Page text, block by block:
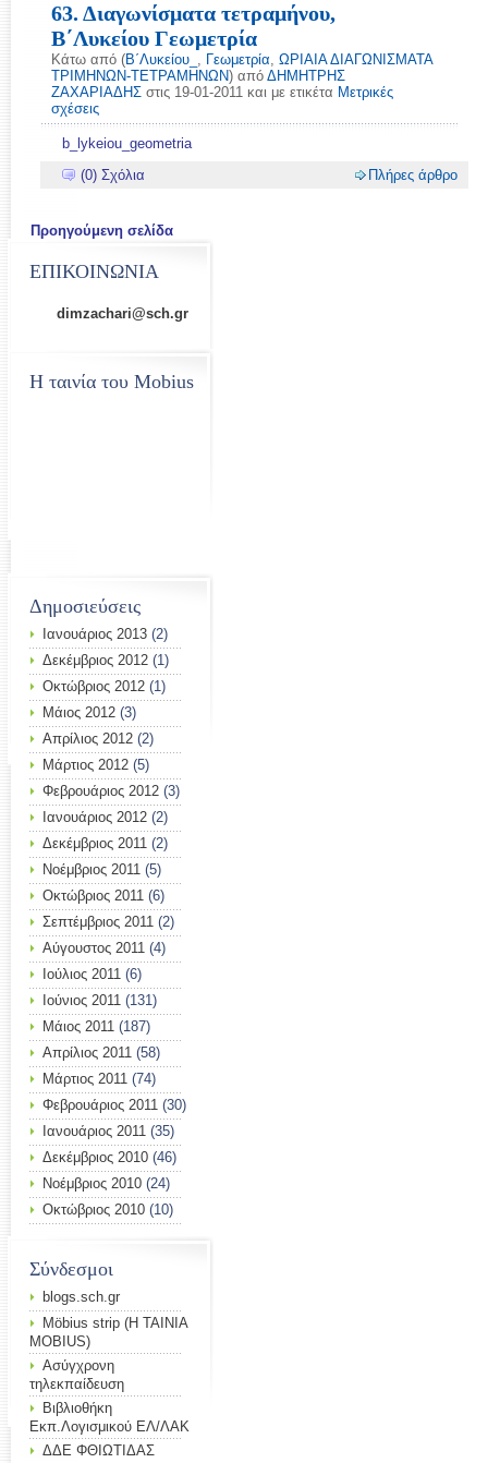
63. Διαγωνίσματα τετραμήνου,
Β΄Λυκείου Γεωμετρία
Κάτω από (Β΄Λυκείου_ , Γεωμετρία, ΩΡΙΑΙΑ ΔΙΑΓΩΝΙΣΜΑΤΑ
ΤΡΙΜΗΝΩΝ-ΤΕΤΡΑΜΗΝΩΝ) από ΔΗΜΗΤΡΗΣ
ΖΑΧΑΡΙΑΔΗΣ στις 19-01-2011 και με ετικέτα Μετρικές
σχέσεις
b_lykeiou_geometria
(0) Σχόλια
Πλήρες άρθρο
Προηγούμενη σελίδα
ΕΠΙΚΟΙΝΩΝΙΑ
dimzachari@sch.gr
Η ταινία του Mobius
Δημοσιεύσεις
Ιανουάριος 2013 (2)
Δεκέμβριος 2012 (1)
Οκτώβριος 2012 (1)
Μάιος 2012 (3)
Απρίλιος 2012 (2)
Μάρτιος 2012 (5)
Φεβρουάριος 2012 (3)
Ιανουάριος 2012 (2)
Δεκέμβριος 2011 (2)
Νοέμβριος 2011 (5)
Οκτώβριος 2011 (6)
Σεπτέμβριος 2011 (2)
Αύγουστος 2011 (4)
Ιούλιος 2011 (6)
Ιούνιος 2011 (131)
Μάιος 2011 (187)
Απρίλιος 2011 (58)
Μάρτιος 2011 (74)
Φεβρουάριος 2011 (30)
Ιανουάριος 2011 (35)
Δεκέμβριος 2010 (46)
Νοέμβριος 2010 (24)
Οκτώβριος 2010 (10)
Σύνδεσμοι
blogs.sch.gr
Möbius strip (Η ΤΑΙΝΙΑ
MOBIUS)
Ασύγχρονη
τηλεκπαίδευση
Βιβλιοθήκη
Εκπ.Λογισμικού ΕΛ/ΛΑΚ
ΔΔΕ ΦΘΙΩΤΙΔΑΣ